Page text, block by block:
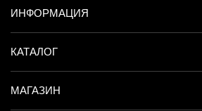
ИНФОРМАЦИЯ
КАТАЛОГ
МАГАЗИН